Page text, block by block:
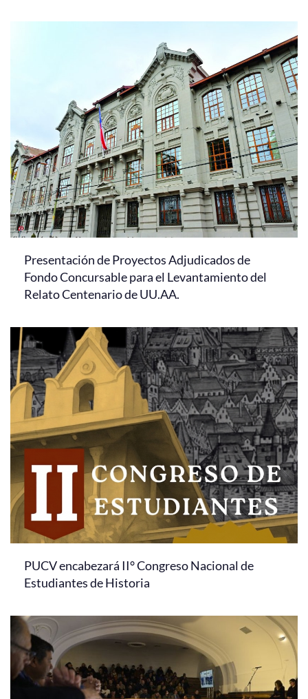
Presentación de Proyectos Adjudicados de
Fondo Concursable para el Levantamiento del
Relato Centenario de UU.AA.
PUCV encabezará II° Congreso Nacional de
Estudiantes de Historia